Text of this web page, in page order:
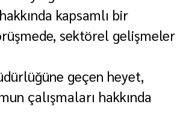
kapsamlı bir
sektörel gelişmeler
geçen heyet,
çalışmaları hakkında